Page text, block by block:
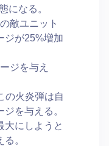
になる。
敵ユニット
ジが25%増加
ジを与え
の火炎弾は自
を与える。
大にしようと
。